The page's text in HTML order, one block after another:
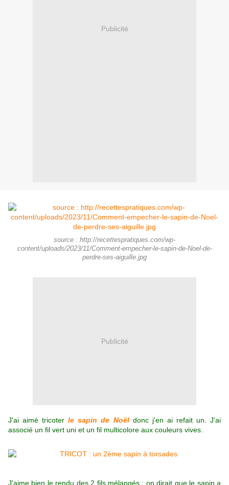
Publicité
source : http://recettespratiques.com/wp-
content/uploads/2023/11/Comment-empecher-le-sapin-de-Noel-de-
perdre-ses-aiguille.jpg
Publicité
J'ai aimé tricoterle sapin de Noëldonc j'en ai refait un. J'ai
associé un fil vert uni et un fil multicolore aux couleurs vives.
J'aime bien le rendu des 2 fils mélangés : on dirait que le sapin a